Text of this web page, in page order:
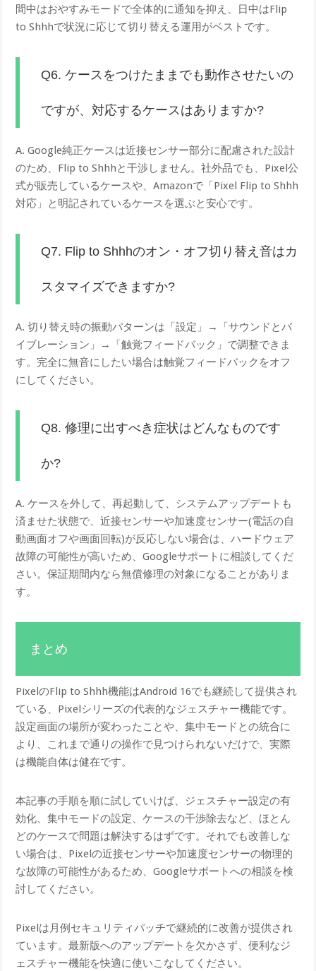
間中はおやすみモードで全体的に通知を抑え、日中はFlip
to Shhhで状況に応じて切り替える運用がベストです。
Q6. ケースをつけたままでも動作させたいの
ですが、対応するケースはありますか?
A. Google純正ケースは近接センサー部分に配慮された設計
のため、Flip to Shhhと干渉しません。社外品でも、Pixel公
式が販売しているケースや、Amazonで「Pixel Flip to Shhh
対応」と明記されているケースを選ぶと安心です。
Q7. Flip to Shhhのオン・オフ切り替え音はカ
スタマイズできますか?
A. 切り替え時の振動パターンは「設定」→「サウンドとバ
イブレーション」→「触覚フィードバック」で調整できま
す。完全に無音にしたい場合は触覚フィードバックをオフ
にしてください。
Q8. 修理に出すべき症状はどんなものです
か?
A. ケースを外して、再起動して、システムアップデートも
済ませた状態で、近接センサーや加速度センサー(電話の自
動画面オフや画面回転)が反応しない場合は、ハードウェア
故障の可能性が高いため、Googleサポートに相談してくだ
さい。保証期間内なら無償修理の対象になることがありま
す。
まとめ
PixelのFlip to Shhh機能はAndroid 16でも継続して提供され
ている、Pixelシリーズの代表的なジェスチャー機能です。
設定画面の場所が変わったことや、集中モードとの統合に
より、これまで通りの操作で見つけられないだけで、実際
は機能自体は健在です。
本記事の手順を順に試していけば、ジェスチャー設定の有
効化、集中モードの設定、ケースの干渉除去など、ほとん
どのケースで問題は解決するはずです。それでも改善しな
い場合は、Pixelの近接センサーや加速度センサーの物理的
な故障の可能性があるため、Googleサポートへの相談を検
討してください。
Pixelは月例セキュリティパッチで継続的に改善が提供され
ています。最新版へのアップデートを欠かさず、便利なジ
ェスチャー機能を快適に使いこなしてください。